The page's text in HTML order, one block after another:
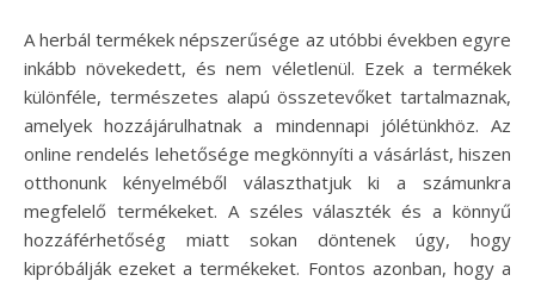
A herbál termékek népszerűsége az utóbbi években egyre
inkább növekedett, és nem véletlenül. Ezek a termékek
különféle, természetes alapú összetevőket tartalmaznak,
amelyek hozzájárulhatnak a mindennapi jólétünkhöz. Az
online rendelés lehetősége megkönnyíti a vásárlást, hiszen
otthonunk kényelméből választhatjuk ki a számunkra
megfelelő termékeket. A széles választék és a könnyű
hozzáférhetőség miatt sokan döntenek úgy, hogy
kipróbálják ezeket a termékeket. Fontos azonban, hogy a